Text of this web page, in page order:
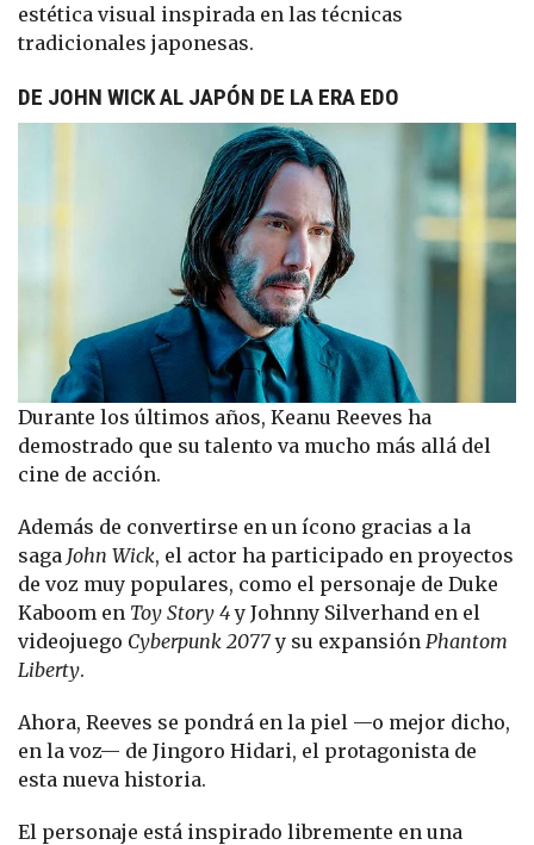
estética visual inspirada en las técnicas
tradicionales japonesas.
DE JOHN WICK AL JAPÓN DE LA ERA EDO
Durante los últimos años, Keanu Reeves ha
demostrado que su talento va mucho más allá del
cine de acción.
Además de convertirse en un ícono gracias a la
saga John Wick, el actor ha participado en proyectos
de voz muy populares, como el personaje de Duke
Kaboom en Toy Story 4y Johnny Silverhand en el
videojuego Cyberpunk 2077y su expansión Phantom
Liberty.
Ahora, Reeves se pondrá en la piel —o mejor dicho,
en la voz— de Jingoro Hidari, el protagonista de
esta nueva historia.
El personaje está inspirado libremente en una